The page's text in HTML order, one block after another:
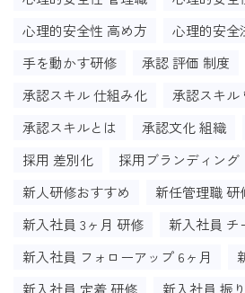
心理的安全性 高め方
心理的安全
手を動かす研修
承認 評価 制度
承認スキル 仕組み化
承認スキル
承認スキルとは
承認文化 組織
採用 差別化
採用ブランディング
新人研修おすすめ
新任管理職 研
新入社員 3ヶ月 研修
新入社員 チ
新入社員 フォローアップ 6ヶ月
新入社員 定着 研修
新入社員 振